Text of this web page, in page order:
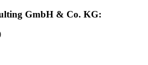
GmbH & Co. KG: